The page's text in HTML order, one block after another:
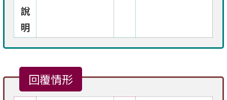
說
明
回覆情形